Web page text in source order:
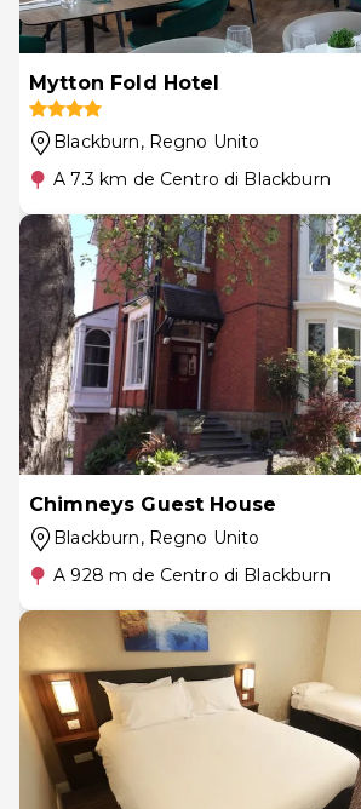
Mytton Fold Hotel
Blackburn, Regno Unito
A 7.3 km de Centro di Blackburn
Chimneys Guest House
Blackburn, Regno Unito
A 928 m de Centro di Blackburn